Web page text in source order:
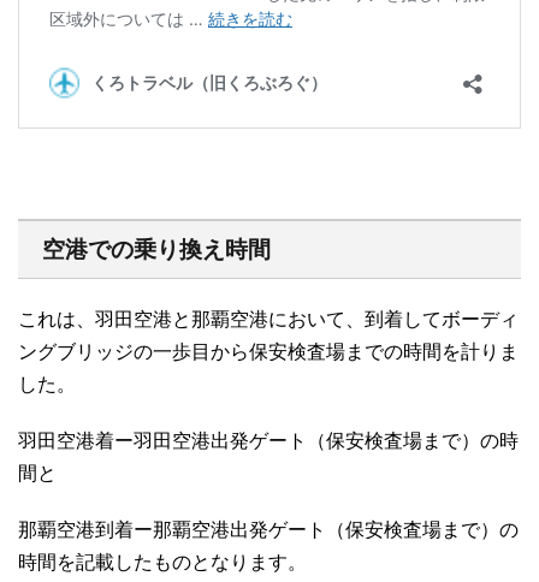
空港での乗り換え時間
これは、羽田空港と那覇空港において、到着してボーディ
ングブリッジの一歩目から保安検査場までの時間を計りま
した。
羽田空港着ー羽田空港出発ゲート（保安検査場まで）の時
間と
那覇空港到着ー那覇空港出発ゲート（保安検査場まで）の
時間を記載したものとなります。